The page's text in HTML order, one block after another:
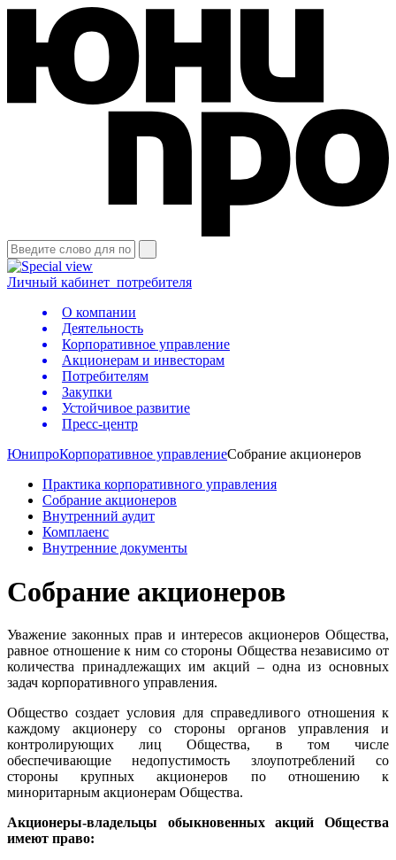
Личный кабинет потребителя
О компании
Деятельность
Корпоративное управление
Акционерам и инвесторам
Потребителям
Закупки
Устойчивое развитие
Пресс-центр
ЮнипроКорпоративное управлениеСобрание акционеров
Практика корпоративного управления
Собрание акционеров
Внутренний аудит
Комплаенс
Внутренние документы
Собрание акционеров
Уважение законных прав и интересов акционеров Общества,
равное отношение к ним со стороны Общества независимо от
количества принадлежащих им акций – одна из основных
задач корпоративного управления.
Общество создает условия для справедливого отношения к
каждому акционеру со стороны органов управления и
контролирующих лиц Общества, в том числе
обеспечивающие недопустимость злоупотреблений со
стороны крупных акционеров по отношению к
миноритарным акционерам Общества.
Акционеры-владельцы обыкновенных акций Общества
имеют право: